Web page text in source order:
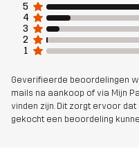
Ontworpen
voor
Artikelnummer
5
4
3
2
1
Geverifieerde beoordelingen
mails na aankoop of via Mijn
vinden zijn. Dit zorgt ervoor
gekocht een beoordeling